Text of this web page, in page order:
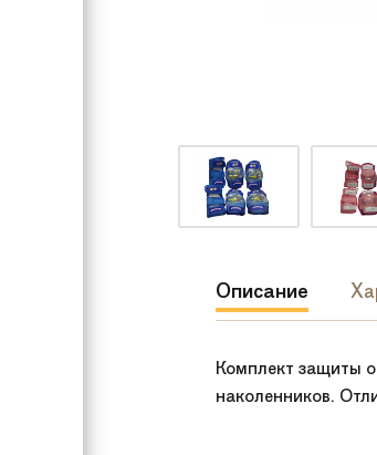
Описание
Комплект защиты
наколенников.